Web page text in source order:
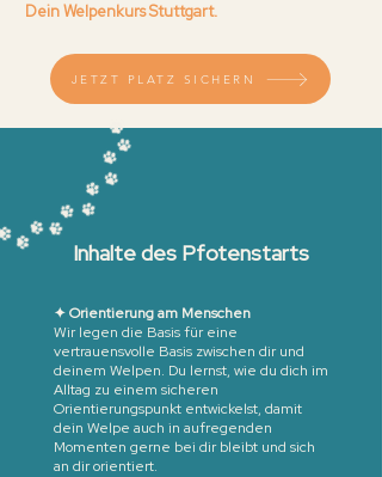
Dein Welpenkurs Stuttgart.
JETZT PLATZ SICHERN
Inhalte des Pfotenstarts
✦ Orientierung am Menschen
Wir legen die Basis für eine
vertrauensvolle Basis zwischen dir und
deinem Welpen. Du lernst, wie du dich im
Alltag zu einem sicheren
Orientierungspunkt entwickelst, damit
dein Welpe auch in aufregenden
Momenten gerne bei dir bleibt und sich
an dir orientiert.